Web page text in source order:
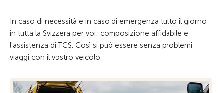
In caso di necessità e in caso di emergenza tutto il giorno
in tutta la Svizzera per voi: composizione affidabile e
l'assistenza di TCS. Così si può essere senza problemi
viaggi con il vostro veicolo.